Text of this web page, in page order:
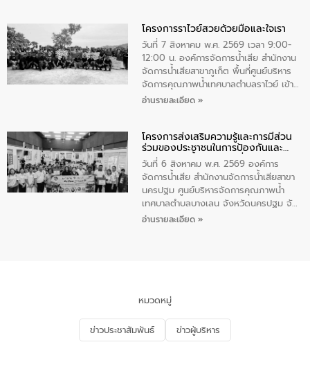
ทองคำและประกาศเกียรติคุณให้แก่ กำนัน
ผู้ใหญ่บ้านยอดเยี่ยม พร้อมกล่าวชื่นชม ให้
โอวาท และมอบนโยบาย
โครงการราไวย์สวยด้วยมือและใจเรา
วันที่ 7 สิงหาคม พ.ศ. 2569 เวลา 9:00-
12:00 น. องค์การจัดการน้ำเสีย สำนักงาน
จัดการน้ำเสียสาขาภูเก็ต พื้นที่ศูนย์บริหาร
จัดการคุณภาพน้ำเทศบาลตำบลราไวย์ เข้า
ร่วมโครงการราไวย์สวยด้วยมือและใจเรา
ประชาชน ตัวแทนจากโรงแรมต่างๆ ในเขต
เทศบาลตำบลราไวย์ ศูนย์บริหารจัดการ
คุณภาพน้ำเทศบาลตำบลราไวย์ นำโดยนาย
น้อย แก้วเศษ ผู้จัดการสำนักงานจัดการน้ำ
เสียสาขาภูเก็ต พร้อมด้วยเจ้าหน้าที่ จำนวน
5 คน ร่วมทำกิจกรรม ทำความสะอาด
ชายหาดและแหล่งท่องเที่ยว ณ บริเวณ
อ่านรายละเอียด »
โครงการส่งเสริมความรู้และการมีส่วน
ร่วมของประชาชนในการป้องกันและ
แก้ไขปัญหาน้ำเสียอย่างยั่งยืน
วันที่ 6 สิงหาคม พ.ศ. 2569 องค์การ
จัดการน้ำเสีย สำนักงานจัดการน้ำเสียสาขา
นครปฐม ศูนย์บริหารจัดการคุณภาพน้ำ
เทศบาลตำบลบางเลน จังหวัดนครปฐม จัด
กิจกรรมภายใต้โครงการส่งเสริมความรู้และ
จัดการน้ำเสียและสร้างจิตสำนึกในการ
อนุรักษ์สิ่งแวดล้อม ในหัวข้อ “น้ำเสียชุมชน
และการบำบัดน้ำเสียเบื้องต้น” โดยให้ความรู้
เกี่ยวกับสาเหตุและผลกระทบของน้ำเสีย
อ่านรายละเอียด »
หมวดหมู่
ข่าวประชาสัมพันธ์ ข่าวผู้บริหาร